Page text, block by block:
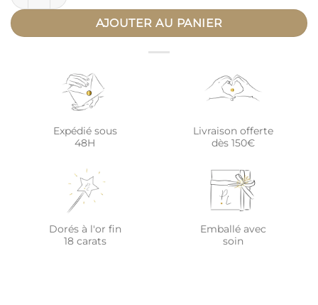
AJOUTER AU PANIER
Expédié sous
48H
Livraison offerte
dès 150€
Dorés à l'or fin
18 carats
Emballé avec
soin